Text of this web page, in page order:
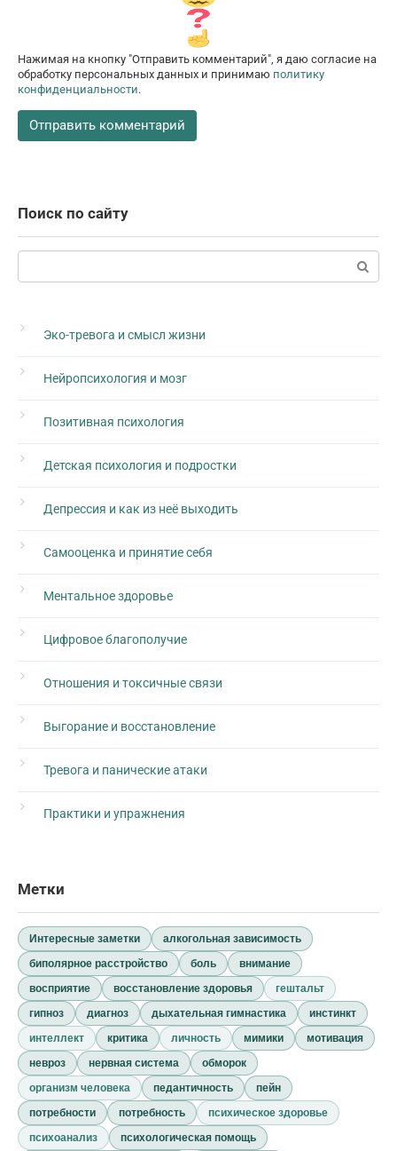
Нажимая на кнопку "Отправить комментарий", я даю согласие на
обработку персональных данных и принимаю политику
конфиденциальности.
Поиск по сайту
Эко-тревога и смысл жизни
Нейропсихология и мозг
Позитивная психология
Детская психология и подростки
Депрессия и как из неё выходить
Самооценка и принятие себя
Ментальное здоровье
Цифровое благополучие
Отношения и токсичные связи
Выгорание и восстановление
Тревога и панические атаки
Практики и упражнения
Метки
Интересные заметки
алкогольная зависимость
биполярное расстройство
боль
внимание
восприятие
восстановление здоровья
гештальт
гипноз
диагноз дыхательная гимнастика
инстинкт
интеллект
критика личность мимики
мотивация
невроз
нервная система
обморок
организм человека
педантичность
пейн
потребности
потребность
психическое здоровье
психоанализ
психологическая помощь